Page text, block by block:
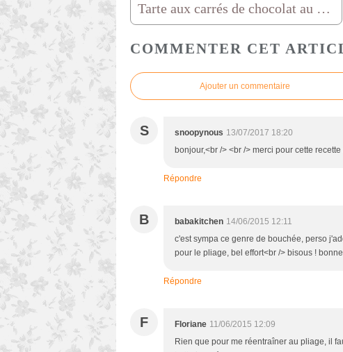
Tarte aux carrés de chocolat au carambar
COMMENTER CET
Ajouter un commentaire
S snoopynous 13/07/2017 18:20
bonjour,<br /> <br /> merci pour cette
Répondre
B babakitchen 14/06/2015 12:11
c'est sympa ce genre de bouchée, perso
pour le pliage, bel effort<br /> bisous !
Répondre
F Floriane 11/06/2015 12:09
Rien que pour me réentraîner au pliage, il